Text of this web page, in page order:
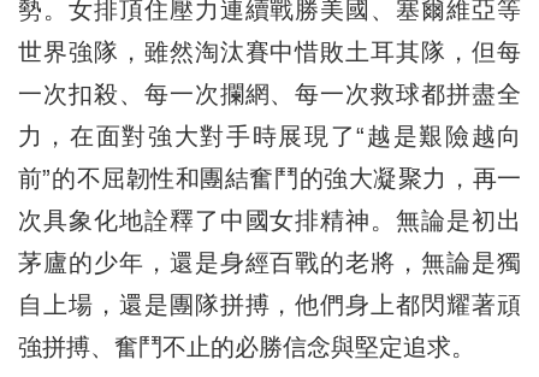
勢。女排頂住壓力連續戰勝美國、塞爾維亞等
世界強隊，雖然淘汰賽中惜敗土耳其隊，但每
一次扣殺、每一次攔網、每一次救球都拼盡全
力，在面對強大對手時展現了“越是艱險越向
前”的不屈韌性和團結奮鬥的強大凝聚力，再一
次具象化地詮釋了中國女排精神。無論是初出
茅廬的少年，還是身經百戰的老將，無論是獨
自上場，還是團隊拼搏，他們身上都閃耀著頑
強拼搏、奮鬥不止的必勝信念與堅定追求。